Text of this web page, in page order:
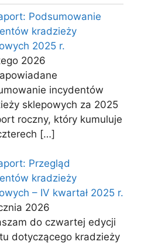
Podsumowanie
kradzieży
2025 r.
2026
incydentów
sklepowych za 2025
roczny, który kumuluje
[…]
Przegląd
kradzieży
– IV kwartał 2025 r.
2026
do czwartej edycji
dotyczącego kradzieży